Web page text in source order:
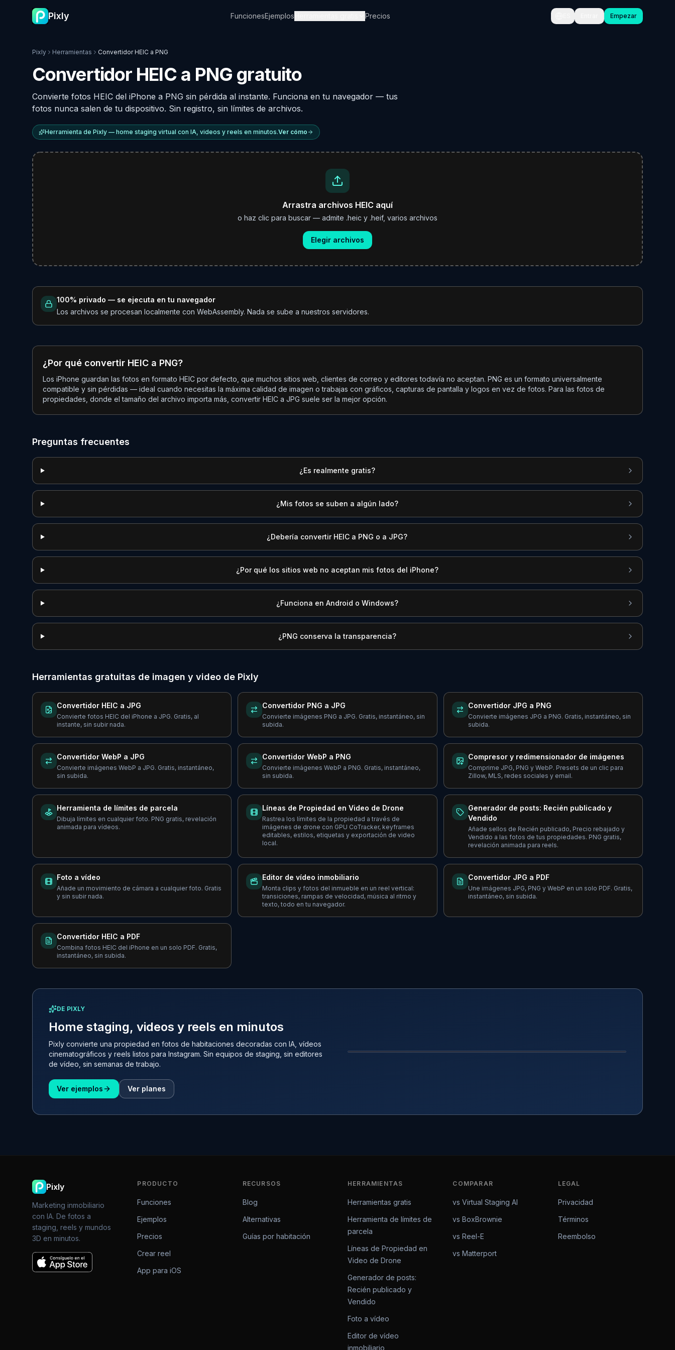
Pixly FuncionesEjemplos Precios Empezar
Pixly Herramientas Convertidor HEIC a PNG
Convertidor HEIC a PNG gratuito
Convierte fotos HEIC del iPhone a PNG sin pérdida al instante. Funciona en tu navegador — tus
fotos nunca salen de tu dispositivo. Sin registro, sin límites de archivos.
Herramienta de Pixly — home staging virtual con IA, videos y reels en minutos.Ver cómo
Arrastra archivos HEIC aquí
o haz clic para buscar — admite .heic y .heif, varios archivos
Elegir archivos
100% privado — se ejecuta en tu navegador
Los archivos se procesan localmente con WebAssembly. Nada se sube a nuestros servidores.
¿Por qué convertir HEIC a PNG?
Los iPhone guardan las fotos en formato HEIC por defecto, que muchos sitios web, clientes de correo y editores todavía no aceptan. PNG es un formato universalmente
compatible y sin pérdidas — ideal cuando necesitas la máxima calidad de imagen o trabajas con gráficos, capturas de pantalla y logos en vez de fotos. Para las fotos de
propiedades, donde el tamaño del archivo importa más, convertir HEIC a JPG suele ser la mejor opción.
Preguntas frecuentes
¿Es realmente gratis?
¿Mis fotos se suben a algún lado?
¿Debería convertir HEIC a PNG o a JPG?
¿Por qué los sitios web no aceptan mis fotos del iPhone?
¿Funciona en Android o Windows?
¿PNG conserva la transparencia?
Herramientas gratuitas de imagen y video de Pixly
Convertidor HEIC a JPG
Convierte fotos HEIC del iPhone a JPG. Gratis, al
instante, sin subir nada.
Convertidor PNG a JPG
Convierte imágenes PNG a JPG. Gratis, instantáneo, sin
subida.
Convertidor JPG a PNG
Convierte imágenes JPG a PNG. Gratis, instantáneo, sin
subida.
Convertidor WebP a JPG
Convierte imágenes WebP a JPG. Gratis, instantáneo,
sin subida.
Convertidor WebP a PNG
Convierte imágenes WebP a PNG. Gratis, instantáneo,
sin subida.
Compresor y redimensionador de imágenes
Comprime JPG, PNG y WebP. Presets de un clic para
Zillow, MLS, redes sociales y email.
Herramienta de límites de parcela
Dibuja límites en cualquier foto. PNG gratis, revelación
animada para vídeos.
Líneas de Propiedad en Video de Drone
Rastrea los límites de la propiedad a través de
imágenes de drone con GPU CoTracker, keyframes
editables, estilos, etiquetas y exportación de video
local.
Generador de posts: Recién publicado y
Vendido
Añade sellos de Recién publicado, Precio rebajado y
Vendido a las fotos de tus propiedades. PNG gratis,
revelación animada para reels.
Foto a vídeo
Añade un movimiento de cámara a cualquier foto. Gratis
y sin subir nada.
Editor de vídeo inmobiliario
Monta clips y fotos del inmueble en un reel vertical:
transiciones, rampas de velocidad, música al ritmo y
texto, todo en tu navegador.
Convertidor JPG a PDF
Une imágenes JPG, PNG y WebP en un solo PDF. Gratis,
instantáneo, sin subida.
Convertidor HEIC a PDF
Combina fotos HEIC del iPhone en un solo PDF. Gratis,
instantáneo, sin subida.
DE PIXLY
Home staging, videos y reels en minutos
Pixly convierte una propiedad en fotos de habitaciones decoradas con IA, vídeos
cinematográficos y reels listos para Instagram. Sin equipos de staging, sin editores
de vídeo, sin semanas de trabajo.
Ver ejemplos Ver planes
Pixly
Marketing inmobiliario
con IA. De fotos a
staging, reels y mundos
3D en minutos.
PRODUCTO
Funciones
Ejemplos
Precios
Crear reel
App para iOS
RECURSOS
Blog
Alternativas
Guías por habitación
HERRAMIENTAS
Herramientas gratis
Herramienta de límites de
parcela
Líneas de Propiedad en
Video de Drone
Generador de posts:
Recién publicado y
Vendido
Foto a vídeo
Editor de vídeo
inmobiliario
COMPARAR
vs Virtual Staging AI
vs BoxBrownie
vs Reel-E
vs Matterport
LEGAL
Privacidad
Términos
Reembolso